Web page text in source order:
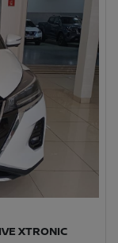
XTRONIC